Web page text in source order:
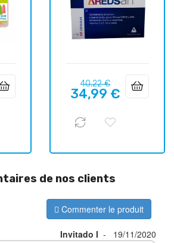
Prix
habituel
40,22 €Prix
34,99 €
de nos clients
Commenter le produit
Invitado I -
19/11/2020